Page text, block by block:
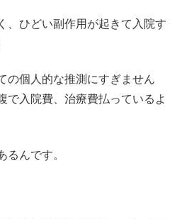
、ひどい副作用が起きて入院す
の個人的な推測にすぎません
で入院費、治療費払っているよ
るんです。